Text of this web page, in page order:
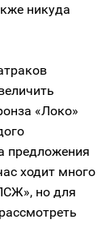
никуда
«Локо»
предложения
ходит много
но для